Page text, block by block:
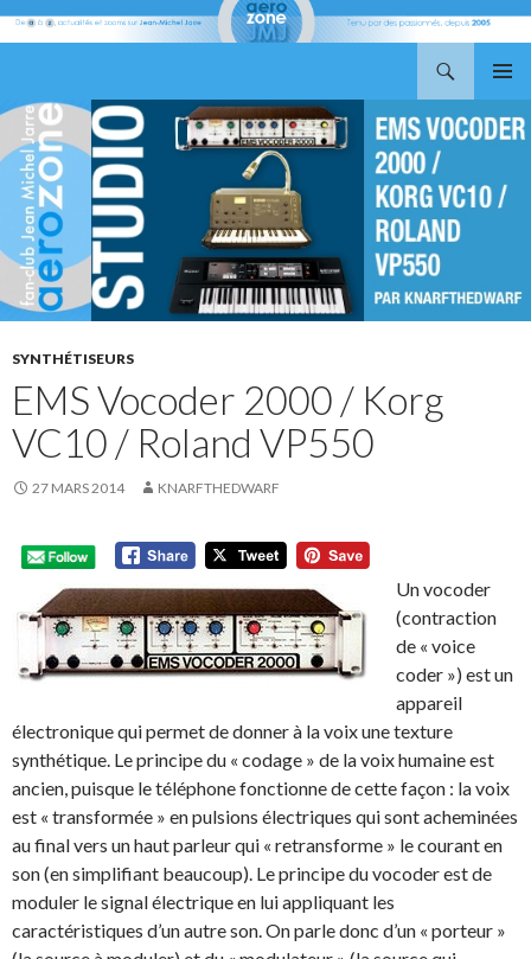
AU
CONTENU
SYNTHÉTISEURS
EMS Vocoder 2000 / Korg
VC10 / Roland VP550
27 MARS 2014 KNARFTHEDWARF
Un vocoder
(contraction
de « voice
coder ») est un
appareil
électronique qui permet de donner à la voix une texture
synthétique. Le principe du « codage » de la voix humaine est
ancien, puisque le téléphone fonctionne de cette façon : la voix
est « transformée » en pulsions électriques qui sont acheminées
au final vers un haut parleur qui « retransforme » le courant en
son (en simplifiant beaucoup). Le principe du vocoder est de
moduler le signal électrique en lui appliquant les
caractéristiques d’un autre son. On parle donc d’un « porteur »